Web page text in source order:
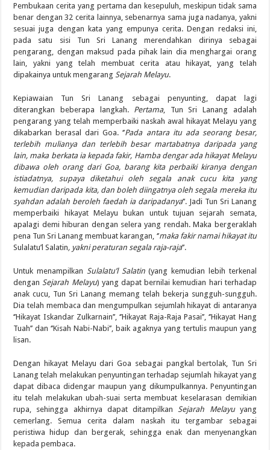
Pembukaan cerita yang pertama dan kesepuluh, meskipun tidak sama
benar dengan 32 cerita lainnya, sebenarnya sama juga nadanya, yakni
sesuai juga dengan kata yang empunya cerita. Dengan redaksi ini,
pada satu sisi Tun Sri Lanang merendahkan dirinya sebagai
pengarang, dengan maksud pada pihak lain dia menghargai orang
lain, yakni yang telah membuat cerita atau hikayat, yang telah
dipakainya untuk mengarangSejarah Melayu.
Kepiawaian Tun Sri Lanang sebagai penyunting, dapat lagi
diterangkan beberapa langkah. Pertama, Tun Sri Lanang adalah
pengarang yang telah memperbaiki naskah awal hikayat Melayu yang
dikabarkan berasal dari Goa. ‘’Pada antara itu ada seorang besar,
terlebih mulianya dan terlebih besar martabatnya daripada yang
lain, maka berkata ia kepada fakir, Hamba dengar ada hikayat Melayu
dibawa oleh orang dari Goa, barang kita perbaiki kiranya dengan
istiadatnya, supaya diketahui oleh segala anak cucu kita yang
kemudian daripada kita, dan boleh diingatnya oleh segala mereka itu
syahdan adalah beroleh faedah ia daripadanya’’. Jadi Tun Sri Lanang
memperbaiki hikayat Melayu bukan untuk tujuan sejarah semata,
apalagi demi hiburan dengan selera yang rendah. Maka bergeraklah
pena Tun Sri Lanang membuat karangan, ‘’maka fakir namai hikayat itu
Sulalatu’l Salatin, yakni peraturan segala raja-raja’’.
Untuk menampilkan Sulalatu’l Salatin(yang kemudian lebih terkenal
denganSejarah Melayu) yang dapat bernilai kemudian hari terhadap
anak cucu, Tun Sri Lanang memang telah bekerja sungguh-sungguh.
Dia telah membaca dan mengumpulkan sejumlah hikayat di antaranya
‘’Hikayat Iskandar Zulkarnain’’, ‘’Hikayat Raja-Raja Pasai’’, ‘’Hikayat Hang
Tuah’’ dan ‘’Kisah Nabi-­Nabi’’, baik agaknya yang tertulis maupun yang
lisan.
Dengan hikayat Melayu dari Goa sebagai pangkal bertolak, Tun Sri
Lanang telah melakukan penyuntingan terhadap sejumlah hikayat yang
dapat dibaca didengar maupun yang dikumpulkannya. Penyuntingan
itu telah melakukan ubah-suai serta membuat keselarasan demikian
rupa, sehingga akhirnya dapat ditampilkanSejarah Melayuyang
cemerlang. Semua cerita dalam naskah itu tergambar sebagai
peristiwa hidup dan bergerak, sehingga enak dan menyenangkan
kepada pembaca.